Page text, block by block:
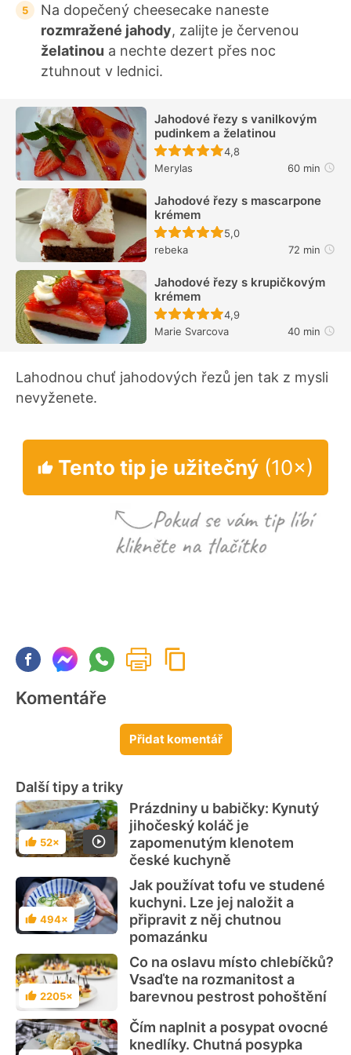
Na dopečený cheesecake naneste
rozmražené jahody, zalijte je červenou
želatinou a nechte dezert přes noc
ztuhnout v lednici.
Jahodové řezy s vanilkovým
pudinkem a želatinou
Recept ještě nebyl
4,8
Merylas
60 min
Jahodové řezy s mascarpone
krémem
Recept ještě nebyl
5,0
rebeka
72 min
Jahodové řezy s krupičkovým
krémem
Recept ještě nebyl
4,9
Marie Svarcova
40 min
Lahodnou chuť jahodových řezů jen tak z mysli
nevyženete.
Tento tip je užitečný (10×)
Komentáře
Přidat komentář
Další tipy a triky
Hodnocení
52×
Prázdniny u babičky: Kynutý
jihočeský koláč je
zapomenutým klenotem
české kuchyně
Hodnocení
494×
Jak používat tofu ve studené
kuchyni. Lze jej naložit a
připravit z něj chutnou
pomazánku
Hodnocení
2205×
Co na oslavu místo chlebíčků?
Vsaďte na rozmanitost a
barevnou pestrost pohoštění
Čím naplnit a posypat ovocné
knedlíky. Chutná posypka